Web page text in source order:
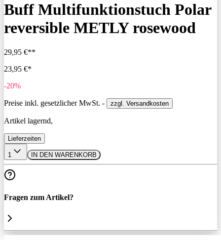
Buff Multifunktionstuch Polar
reversible METLY rosewood
29,95 €**
23,95 €*
-20%
Preise inkl. gesetzlicher MwSt. - zzgl. Versandkosten
Artikel lagernd,
Lieferzeiten
1 IN DEN WARENKORB
Fragen zum Artikel?